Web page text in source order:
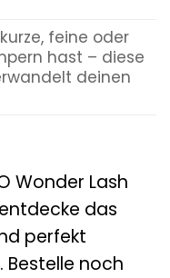
feine oder
hast – diese
deinen
Wonder Lash
das
perfekt
noch